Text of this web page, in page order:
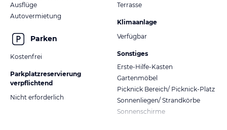
Ausflüge
Autovermietung
Parken
Kostenfrei
Parkplatzreservierung
verpflichtend
Nicht erforderlich
Terrasse
Klimaanlage
Verfügbar
Sonstiges
Erste-Hilfe-Kasten
Gartenmöbel
Picknick Bereich/ Picknick-Platz
Sonnenliegen/ Strandkörbe
Sonnenschirme